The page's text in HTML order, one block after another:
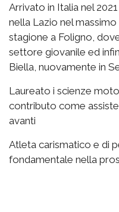
Arrivato in Italia nel
nella Lazio nel
stagione a Foligno,
settore giovanile ed
Biella, nuovamente in
Laureato i scienze
contributo come
avanti
Atleta carismatico e di
fondamentale nella